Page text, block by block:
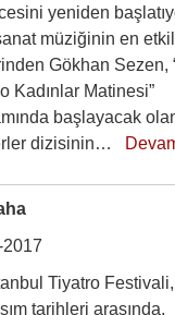
yeniden
müziğinin en
Gökhan Sezen,
Kadınlar Matinesi”
başlayacak
dizisinin…
2017
Tiyatro
tarihleri arasında,